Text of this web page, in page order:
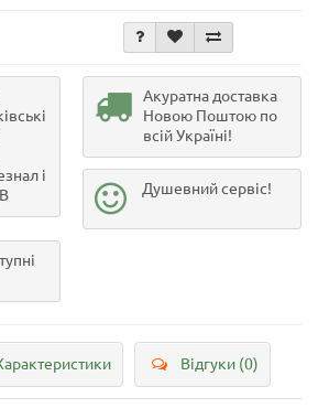
і
Акуратна доставка
Новою Поштою по
всій Україні!
Душевний сервіс!
Відгуки (0)